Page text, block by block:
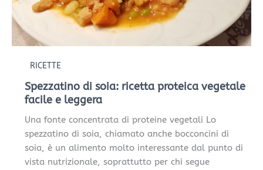
RICETTE
Spezzatino di soia: ricetta proteica vegetale
facile e leggera
Una fonte concentrata di proteine vegetali Lo
spezzatino di soia, chiamato anche bocconcini di
soia, è un alimento molto interessante dal punto di
vista nutrizionale, soprattutto per chi segue
facile
leggera